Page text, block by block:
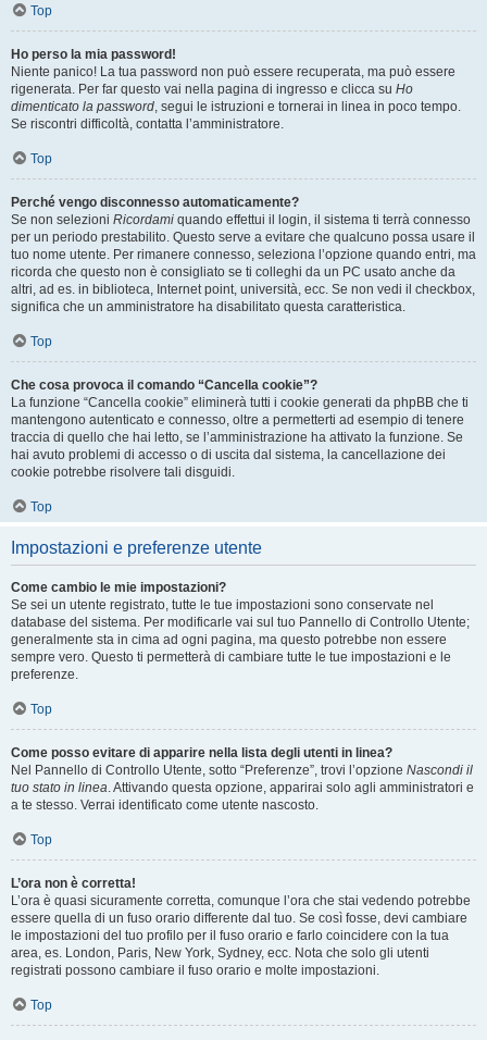
Top
Ho perso la mia password!
Niente panico! La tua password non può essere recuperata, ma può essere
rigenerata. Per far questo vai nella pagina di ingresso e clicca su Ho
dimenticato la password, segui le istruzioni e tornerai in linea in poco tempo.
Se riscontri difficoltà, contatta l’amministratore.
Top
Perché vengo disconnesso automaticamente?
Se non selezioni Ricordami quando effettui il login, il sistema ti terrà connesso
per un periodo prestabilito. Questo serve a evitare che qualcuno possa usare il
tuo nome utente. Per rimanere connesso, seleziona l’opzione quando entri, ma
ricorda che questo non è consigliato se ti colleghi da un PC usato anche da
altri, ad es. in biblioteca, Internet point, università, ecc. Se non vedi il checkbox,
significa che un amministratore ha disabilitato questa caratteristica.
Top
Che cosa provoca il comando “Cancella cookie”?
La funzione “Cancella cookie” eliminerà tutti i cookie generati da phpBB che ti
mantengono autenticato e connesso, oltre a permetterti ad esempio di tenere
traccia di quello che hai letto, se l’amministrazione ha attivato la funzione. Se
hai avuto problemi di accesso o di uscita dal sistema, la cancellazione dei
cookie potrebbe risolvere tali disguidi.
Top
Impostazioni e preferenze utente
Come cambio le mie impostazioni?
Se sei un utente registrato, tutte le tue impostazioni sono conservate nel
database del sistema. Per modificarle vai sul tuo Pannello di Controllo Utente;
generalmente sta in cima ad ogni pagina, ma questo potrebbe non essere
sempre vero. Questo ti permetterà di cambiare tutte le tue impostazioni e le
preferenze.
Top
Come posso evitare di apparire nella lista degli utenti in linea?
Nel Pannello di Controllo Utente, sotto “Preferenze”, trovi l’opzione Nascondi il
tuo stato in linea. Attivando questa opzione, apparirai solo agli amministratori e
a te stesso. Verrai identificato come utente nascosto.
Top
L’ora non è corretta!
L’ora è quasi sicuramente corretta, comunque l’ora che stai vedendo potrebbe
essere quella di un fuso orario differente dal tuo. Se così fosse, devi cambiare
le impostazioni del tuo profilo per il fuso orario e farlo coincidere con la tua
area, es. London, Paris, New York, Sydney, ecc. Nota che solo gli utenti
registrati possono cambiare il fuso orario e molte impostazioni.
Top